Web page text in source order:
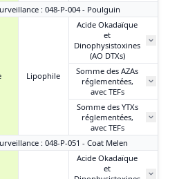
: 048-P-004 - Poulguin
Lipophile
Acide Okadaïque
et
Dinophysistoxines
(AO DTXs)
Somme des AZAs
réglementées,
avec TEFs
Somme des YTXs
réglementées,
avec TEFs
: 048-P-051 - Coat Melen
Acide Okadaïque
et